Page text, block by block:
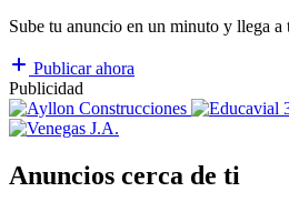
Sube tu anuncio en un minuto y llega
Publicar ahora
Publicidad
Anuncios cerca de ti